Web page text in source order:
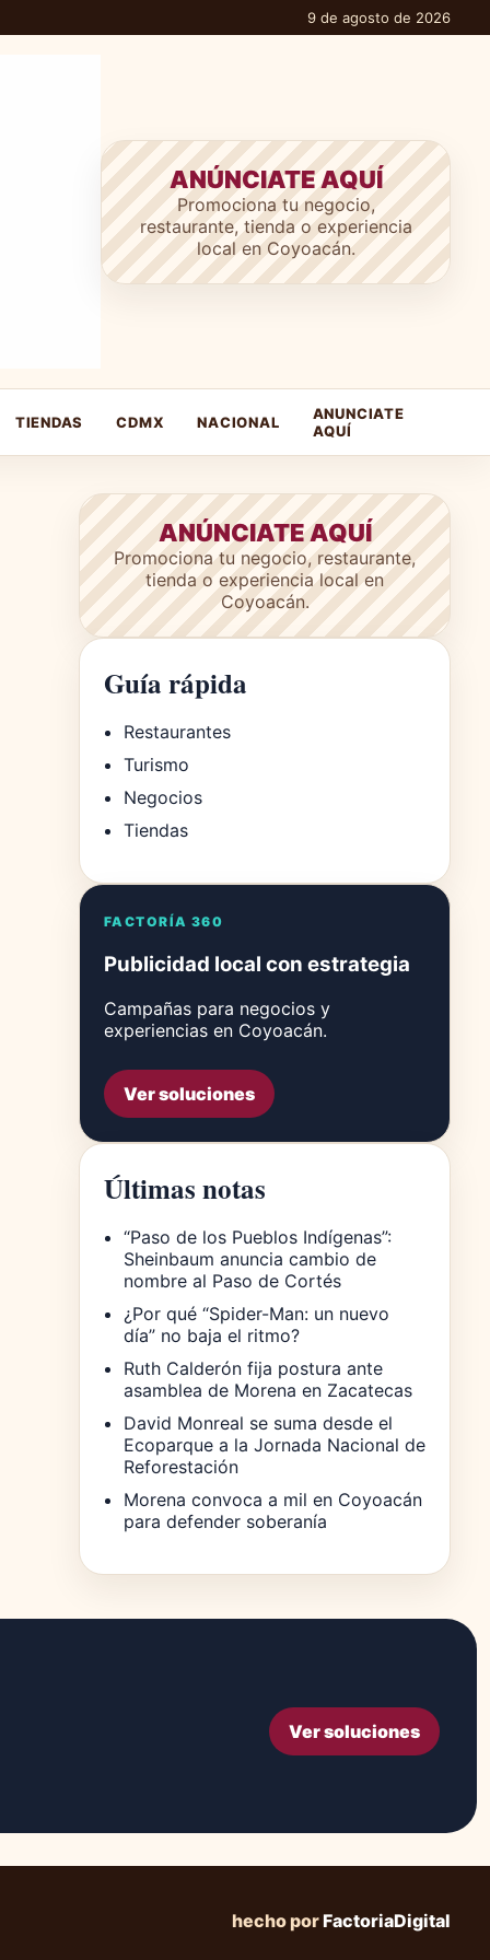
9 de agosto de 2026
ANÚNCIATE AQUÍ
Promociona tu negocio,
restaurante, tienda o experiencia
local en Coyoacán.
TIENDAS CDMX NACIONAL
ANUNCIATE
AQUÍ
ANÚNCIATE AQUÍ
Promociona tu negocio, restaurante,
tienda o experiencia local en
Coyoacán.
Guía rápida
Restaurantes
Turismo
Negocios
Tiendas
FACTORÍA 360
Publicidad local con estrategia
Campañas para negocios y
experiencias en Coyoacán.
Ver soluciones
Últimas notas
“Paso de los Pueblos Indígenas”:
Sheinbaum anuncia cambio de
nombre al Paso de Cortés
¿Por qué “Spider-Man: un nuevo
día” no baja el ritmo?
Ruth Calderón fija postura ante
asamblea de Morena en Zacatecas
David Monreal se suma desde el
Ecoparque a la Jornada Nacional de
Reforestación
Morena convoca a mil en Coyoacán
para defender soberanía
Ver soluciones
hecho porFactoriaDigital